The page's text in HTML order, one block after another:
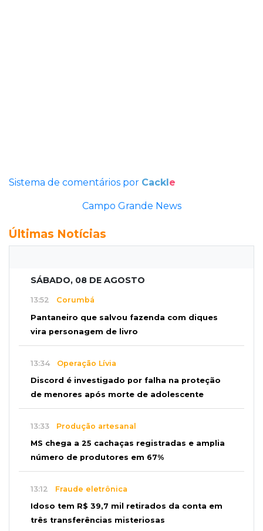
Sistema de comentários por Cackle
Campo Grande News
Últimas Notícias
SÁBADO, 08 DE AGOSTO
13:52 Corumbá
Pantaneiro que salvou fazenda com diques
vira personagem de livro
13:34 Operação Lívia
Discord é investigado por falha na proteção
de menores após morte de adolescente
13:33 Produção artesanal
MS chega a 25 cachaças registradas e amplia
número de produtores em 67%
13:12 Fraude eletrônica
Idoso tem R$ 39,7 mil retirados da conta em
três transferências misteriosas